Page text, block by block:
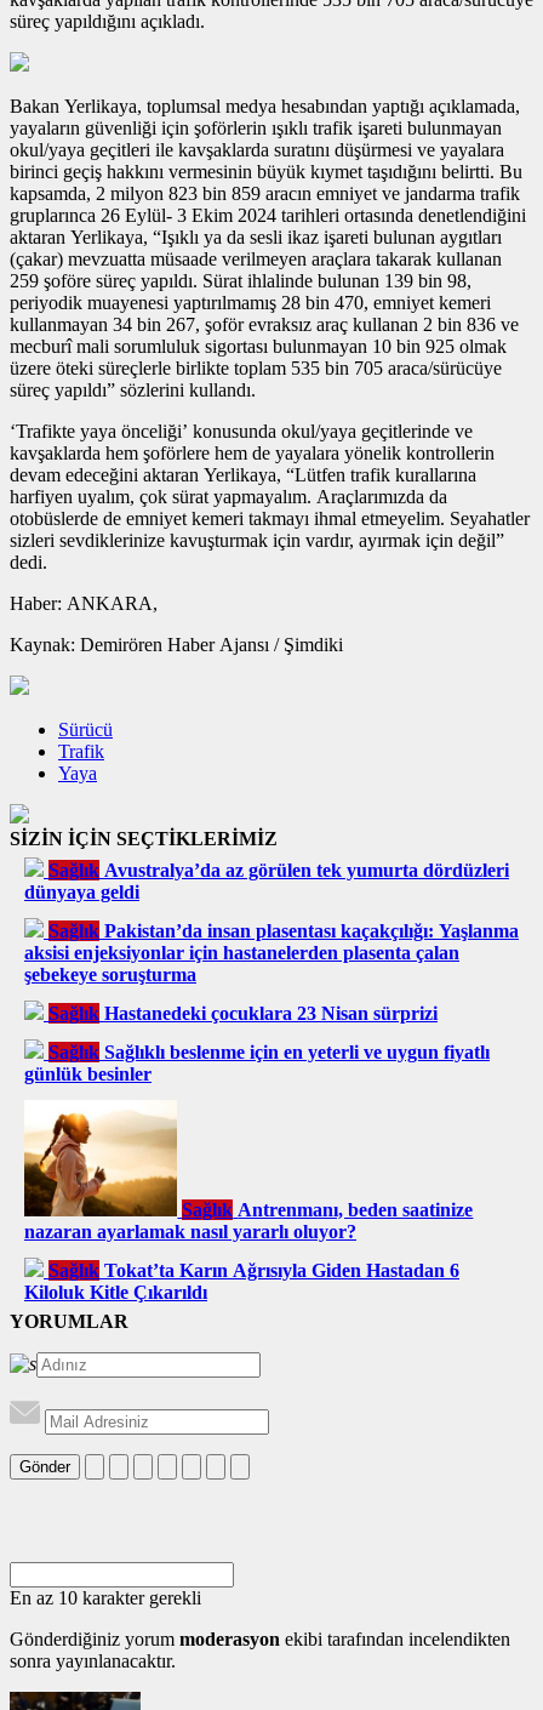
süreç yapıldığını açıkladı.
Bakan Yerlikaya, toplumsal medya hesabından yaptığı açıklamada,
yayaların güvenliği için şoförlerin ışıklı trafik işareti bulunmayan
okul/yaya geçitleri ile kavşaklarda suratını düşürmesi ve yayalara
birinci geçiş hakkını vermesinin büyük kıymet taşıdığını belirtti. Bu
kapsamda, 2 milyon 823 bin 859 aracın emniyet ve jandarma trafik
gruplarınca 26 Eylül- 3 Ekim 2024 tarihleri ortasında denetlendiğini
aktaran Yerlikaya, “Işıklı ya da sesli ikaz işareti bulunan aygıtları
(çakar) mevzuatta müsaade verilmeyen araçlara takarak kullanan
259 şoföre süreç yapıldı. Sürat ihlalinde bulunan 139 bin 98,
periyodik muayenesi yaptırılmamış 28 bin 470, emniyet kemeri
kullanmayan 34 bin 267, şoför evraksız araç kullanan 2 bin 836 ve
mecburî mali sorumluluk sigortası bulunmayan 10 bin 925 olmak
üzere öteki süreçlerle birlikte toplam 535 bin 705 araca/sürücüye
süreç yapıldı” sözlerini kullandı.
‘Trafikte yaya önceliği’ konusunda okul/yaya geçitlerinde ve
kavşaklarda hem şoförlere hem de yayalara yönelik kontrollerin
devam edeceğini aktaran Yerlikaya, “Lütfen trafik kurallarına
harfiyen uyalım, çok sürat yapmayalım. Araçlarımızda da
otobüslerde de emniyet kemeri takmayı ihmal etmeyelim. Seyahatler
sizleri sevdiklerinize kavuşturmak için vardır, ayırmak için değil”
dedi.
Haber: ANKARA,
Kaynak: Demirören Haber Ajansı / Şimdiki
Sürücü
Trafik
Yaya
SİZİN İÇİN SEÇTİKLERİMİZ
Sağlık Avustralya’da az görülen tek yumurta dördüzleri
dünyaya geldi
Sağlık Pakistan’da insan plasentası kaçakçılığı: Yaşlanma
aksisi enjeksiyonlar için hastanelerden plasenta çalan
şebekeye soruşturma
Sağlık Hastanedeki çocuklara 23 Nisan sürprizi
Sağlık Sağlıklı beslenme için en yeterli ve uygun fiyatlı
günlük besinler
Sağlık Antrenmanı, beden saatinize
nazaran ayarlamak nasıl yararlı oluyor?
Sağlık Tokat’ta Karın Ağrısıyla Giden Hastadan 6
Kiloluk Kitle Çıkarıldı
YORUMLAR
Gönder
En az 10 karakter gerekli
Gönderdiğiniz yorum moderasyon ekibi tarafından incelendikten
sonra yayınlanacaktır.